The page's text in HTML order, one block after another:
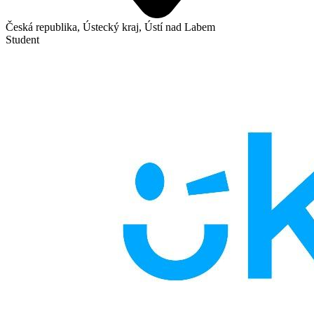
Česká republika, Ústecký kraj, Ústí nad Labem
Student